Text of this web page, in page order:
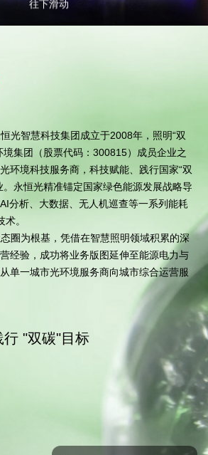
往下滑动
光智慧科技集团成立于2008年，照明“双
境集团（股票代码：300815）成员企业之
环境科技服务商，科技赋能、践行国家“双
。永恒光精准锚定国家绿色能源发展战略导
分析、大数据、无人机巡查等一系列能耗
。
圈为根基，凭借在智慧照明领域积累的深
经验，成功将业务版图延伸至能源电力与
单一城市光环境服务商向城市综合运营服
"双碳"目标